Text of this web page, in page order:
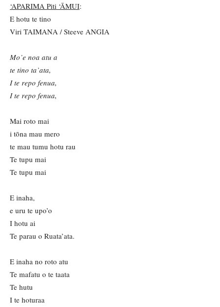
‘APARIMA Piti ‘ĀMUI:
E hotu te tino
Viri TAIMANA / Steeve ANGIA
Mo’e noa atu a
te tino ta’ata,
I te repo fenua,
I te repo fenua,
Mai roto mai
i tōna mau mero
te mau tumu hotu rau
Te tupu mai
Te tupu mai
E inaha,
e uru te upo’o
I hotu ai
Te parau o Ruata’ata.
E inaha no roto atu
Te mafatu o te taata
Te hutu
I te hoturaa